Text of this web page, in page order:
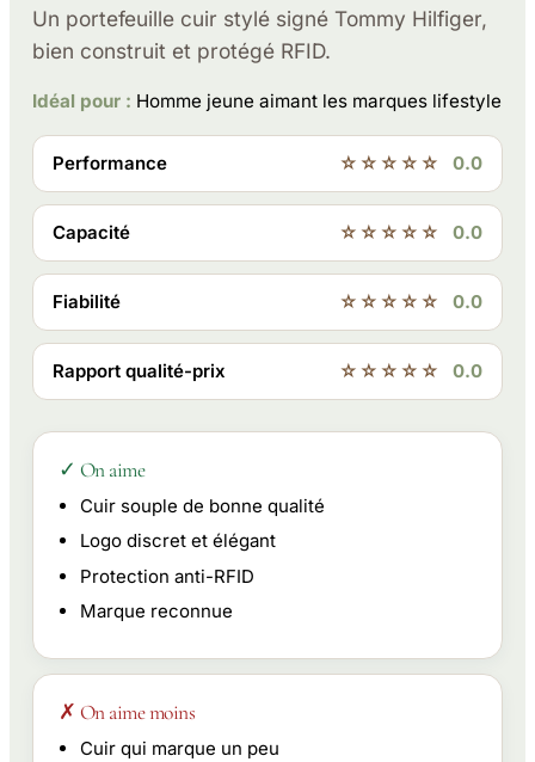
Un portefeuille cuir stylé signé Tommy Hilfiger,
bien construit et protégé RFID.
Idéal pour : Homme jeune aimant les marques lifestyle
Performance ☆☆☆☆☆ 0.0
Capacité ☆☆☆☆☆ 0.0
Fiabilité ☆☆☆☆☆ 0.0
Rapport qualité-prix ☆☆☆☆☆ 0.0
✓ On aime
Cuir souple de bonne qualité
Logo discret et élégant
Protection anti-RFID
Marque reconnue
✗ On aime moins
Cuir qui marque un peu